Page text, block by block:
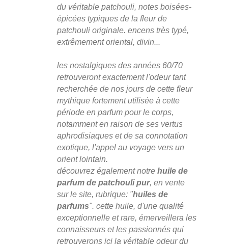
du véritable patchouli, notes boisées-
épicées typiques de la fleur de
patchouli originale. encens très typé,
extrêmement oriental, divin...
les nostalgiques des années 60/70
retrouveront exactement l'odeur tant
recherchée de nos jours de cette fleur
mythique fortement utilisée à cette
période en parfum pour le corps,
notamment en raison de ses vertus
aphrodisiaques et de sa connotation
exotique, l'appel au voyage vers un
orient lointain.
découvrez également notre huile de
parfum de patchouli pur, en vente
sur le site, rubrique: "huiles de
parfums". cette huile, d'une qualité
exceptionnelle et rare, émerveillera les
connaisseurs et les passionnés qui
retrouverons ici la véritable odeur du